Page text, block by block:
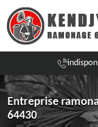
Entreprise
64430